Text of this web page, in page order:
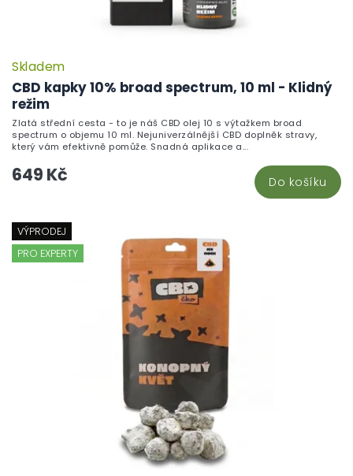
CBD kapky 10% broad spectrum, 10 ml - Klidný
režim
Skladem
649 Kč Do košíku
Zlatá střední cesta - to je náš CBD olej 10 s výtažkem broad
spectrum o objemu 10 ml. Nejuniverzálnější CBD doplněk stravy,
který vám efektivně pomůže. Snadná aplikace a...
VÝPRODEJ
PRO EXPERTY